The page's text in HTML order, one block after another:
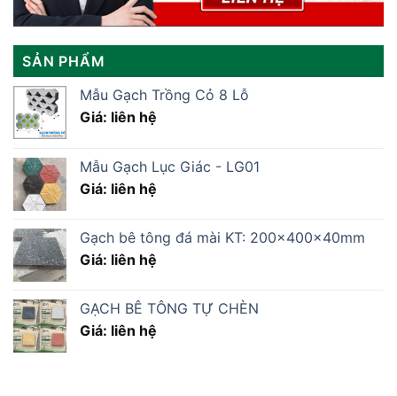
SẢN PHẨM
Mẫu Gạch Trồng Cỏ 8 Lỗ
Giá: liên hệ
Mẫu Gạch Lục Giác - LG01
Giá: liên hệ
Gạch bê tông đá mài KT: 200x400x40mm
Giá: liên hệ
GẠCH BÊ TÔNG TỰ CHÈN
Giá: liên hệ